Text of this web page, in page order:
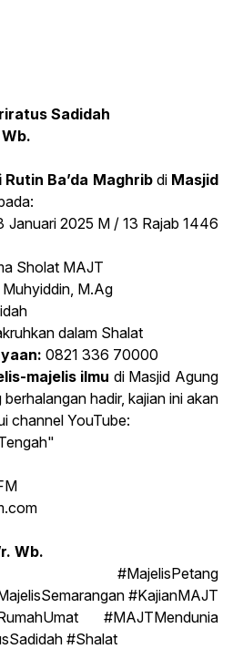
Sadidah
Rutin Ba’da Maghribdi Masjid
Januari 2025 M / 13 Rajab 1446
Sholat MAJT
Muhyiddin, M.Ag
dalam Shalat
0821 336 70000
majelis ilmu di Masjid Agung
hadir, kajian ini akan
channel YouTube:
Wb.
#MajelisPetang
#KajianMAJT
#MAJTMendunia
#Shalat